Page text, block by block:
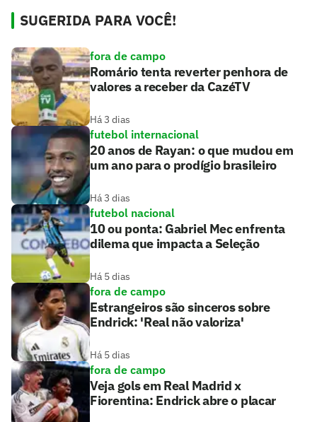
SUGERIDA PARA VOCÊ!
fora de campo
Romário tenta reverter penhora de
valores a receber da CazéTV
Há 3 dias
futebol internacional
20 anos de Rayan: o que mudou em
um ano para o prodígio brasileiro
Há 3 dias
futebol nacional
10 ou ponta: Gabriel Mec enfrenta
dilema que impacta a Seleção
Há 5 dias
fora de campo
Estrangeiros são sinceros sobre
Endrick: 'Real não valoriza'
Há 5 dias
fora de campo
Veja gols em Real Madrid x
Fiorentina: Endrick abre o placar